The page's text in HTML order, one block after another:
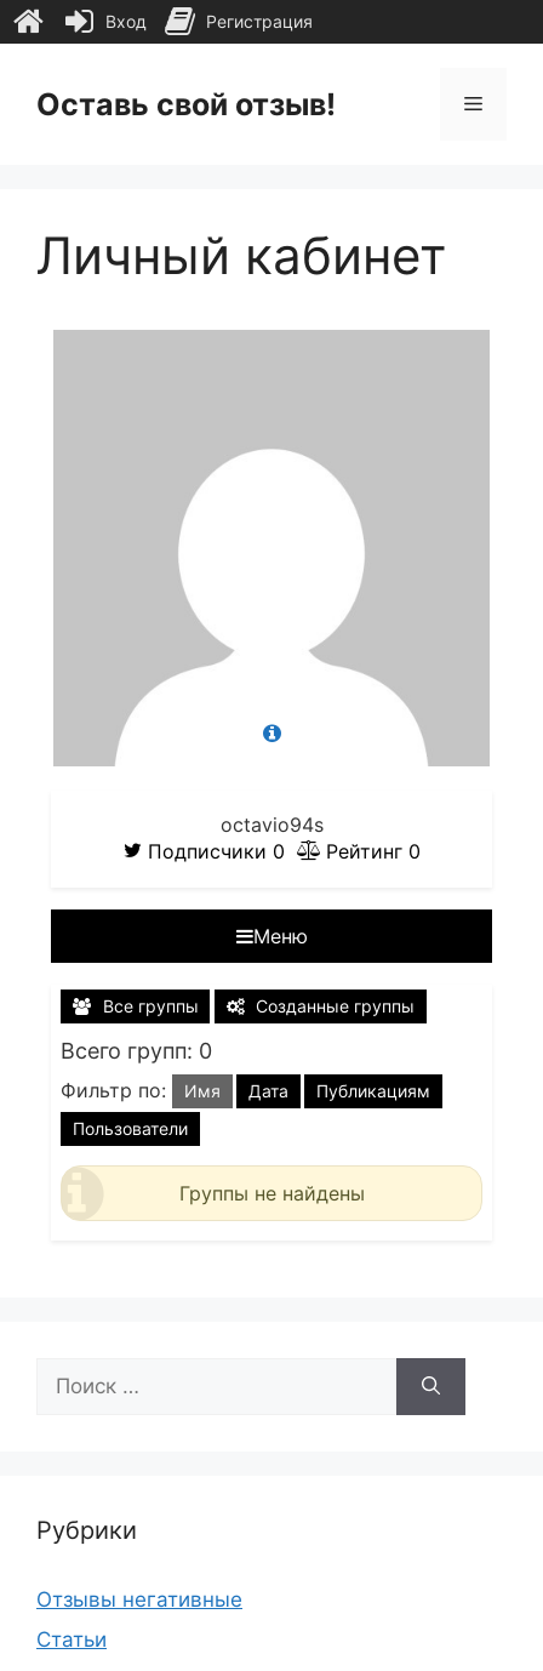
содержимому
Оставь свой отзыв! Меню
Личный кабинет
octavio94s
Подписчики 0 Рейтинг 0
Меню
Все группы Созданные группы
Всего групп: 0
Фильтр по: Имя Дата
Публикациям
Пользователи
Группы не найдены
Рубрики
Отзывы негативные
Статьи
Вход Регистрация